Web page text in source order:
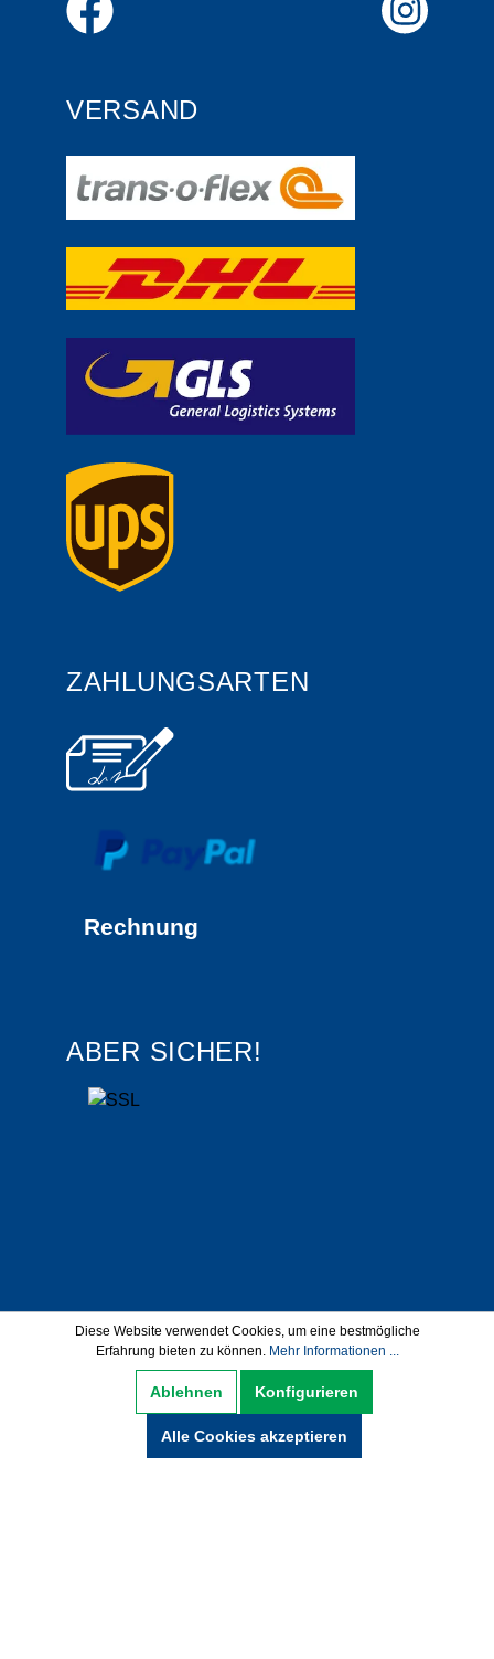
VERSAND
ZAHLUNGSARTEN
Rechnung
ABER SICHER!
Datenschutz AGB
Impressum
Hinweise zur Batterieentsorgung
Zahlung und Versand
Diese Website verwendet Cookies, um eine bestmögliche
Erfahrung bieten zu können. Mehr Informationen ...
Ablehnen Konfigurieren
Alle Cookies akzeptieren